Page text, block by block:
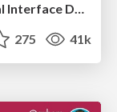
Learning to Love Humans: Emotional Interface Design
275 41k